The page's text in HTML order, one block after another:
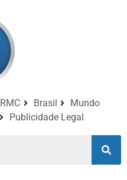
RMC Brasil
Mundo
Publicidade Legal